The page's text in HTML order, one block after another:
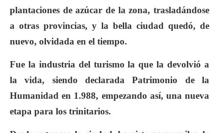
plantaciones de azúcar de la zona, trasladándose
a otras provincias, y la bella ciudad quedó, de
nuevo, olvidada en el tiempo.
Fue la industria del turismo la que la devolvió a
la vida, siendo declarada Patrimonio de la
Humanidad en 1.988, empezando así, una nueva
etapa para los trinitarios.